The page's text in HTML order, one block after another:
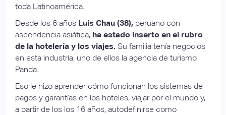
toda Latinoamérica.
Desde los 6 años Luis Chau (38), peruano con
ascendencia asiática, ha estado inserto en el rubro
de la hotelería y los viajes. Su familia tenía negocios
en esta industria, uno de ellos la agencia de turismo
Panda.
Eso le hizo aprender cómo funcionan los sistemas de
pagos y garantías en los hoteles, viajar por el mundo y,
a partir de los los 16 años, autodefinirse como